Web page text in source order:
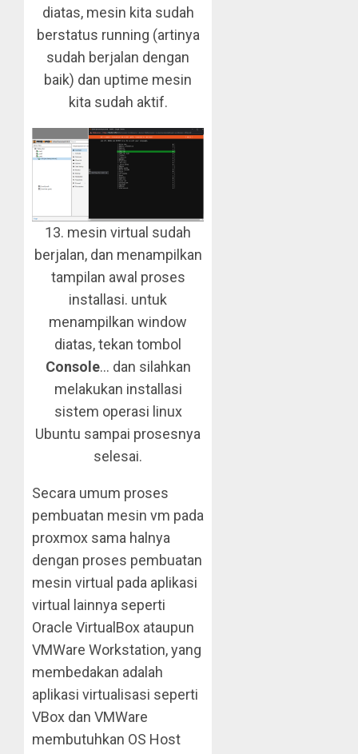
diatas, mesin kita sudah
berstatus running (artinya
sudah berjalan dengan
baik) dan uptime mesin
kita sudah aktif.
13. mesin virtual sudah
berjalan, dan menampilkan
tampilan awal proses
installasi. untuk
menampilkan window
diatas, tekan tombol
Console… dan silahkan
melakukan installasi
sistem operasi linux
Ubuntu sampai prosesnya
selesai.
Secara umum proses
pembuatan mesin vm pada
proxmox sama halnya
dengan proses pembuatan
mesin virtual pada aplikasi
virtual lainnya seperti
Oracle VirtualBox ataupun
VMWare Workstation, yang
membedakan adalah
aplikasi virtualisasi seperti
VBox dan VMWare
membutuhkan OS Host